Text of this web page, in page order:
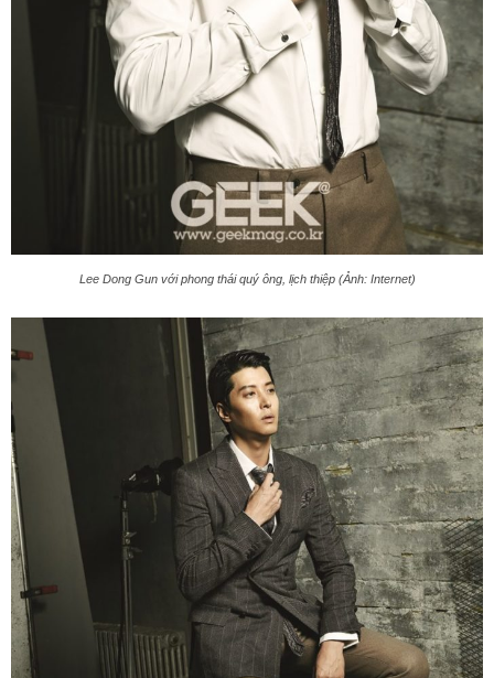
Lee Dong Gun với phong thái quý ông, lịch thiệp (Ảnh: Internet)